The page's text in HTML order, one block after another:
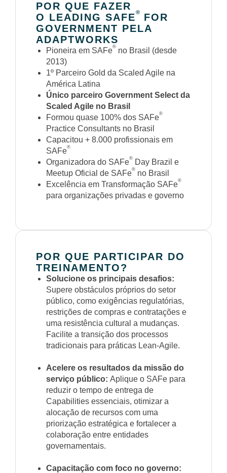
POR QUE FAZER
O LEADING SAFE®
FOR
GOVERNMENT PELA
ADAPTWORKS
Pioneira em SAFe® no Brasil (desde
2013)
1º Parceiro Gold da Scaled Agile na
América Latina
Único parceiro Government Select da
Scaled Agile no Brasil
Formou quase 100% dos SAFe®
Practice Consultants no Brasil
Capacitou + 8.000 profissionais em
SAFe®
Organizadora do SAFe® Day Brazil e
Meetup Oficial de SAFe® no Brasil
Excelência em Transformação SAFe®
para organizações privadas e governo
POR QUE PARTICIPAR DO
TREINAMENTO?
Solucione os principais desafios:
Supere obstáculos próprios do setor
público, como exigências regulatórias,
restrições de compras e contratações e
uma resistência cultural a mudanças.
Facilite a transição dos processos
tradicionais para práticas Lean-Agile.
Acelere os resultados da missão do
serviço público: Aplique o SAFe para
reduzir o tempo de entrega de
Capabilities essenciais, otimizar a
alocação de recursos com uma
priorização estratégica e fortalecer a
colaboração entre entidades
governamentais.
Capacitação com foco no governo: